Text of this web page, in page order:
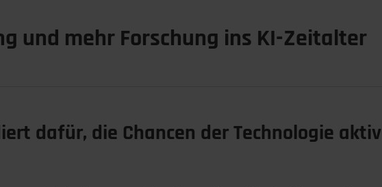
und mehr Forschung ins KI-Zeitalter
dafür, die Chancen der Technologie